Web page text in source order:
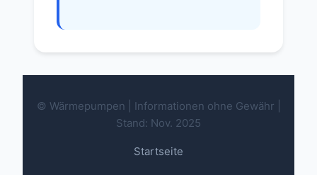
© Wärmepumpen | Informationen ohne Gewähr |
Stand: Nov. 2025
Startseite